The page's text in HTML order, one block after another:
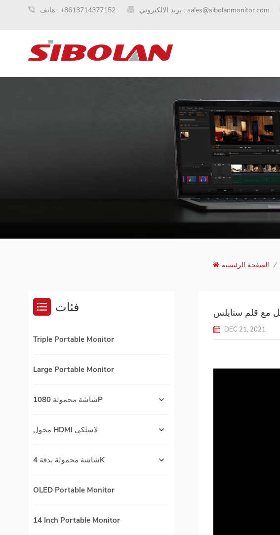
هاتف : +8613714377152 بريد الالكتروني : sales@sibolanmonitor.com
الصفحة الرئيسية /
DEC 21, 2021
فئات
Triple Portable Monitor
Large Portable Monitor
شاشة محمولة 1080P
محول HDMI لاسلكي
شاشة محمولة بدقة 4K
OLED Portable Monitor
14 Inch Portable Monitor